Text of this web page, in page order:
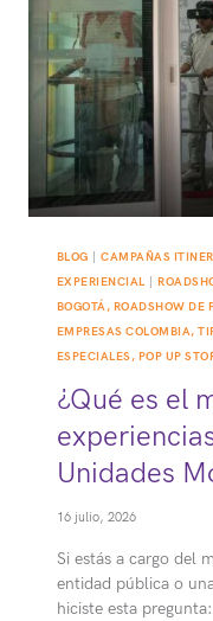
MOTION
BLOG |CAMPAÑAS
EXPERIENCIAL
BOGOTÁ, ROADSHOW DE
EMPRESAS COLOMBIA,
ESPECIALES, POP UP
¿Qué es el
Unidades
16 julio, 2026
Si estás a cargo del
entidad pública o
hiciste esta